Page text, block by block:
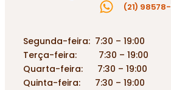
(21)
Segunda-feira: 7:30 – 19:00
Terça-feira: 7:30 – 19:00
Quarta-feira: 7:30 – 19:00
Quinta-feira: 7:30 – 19:00